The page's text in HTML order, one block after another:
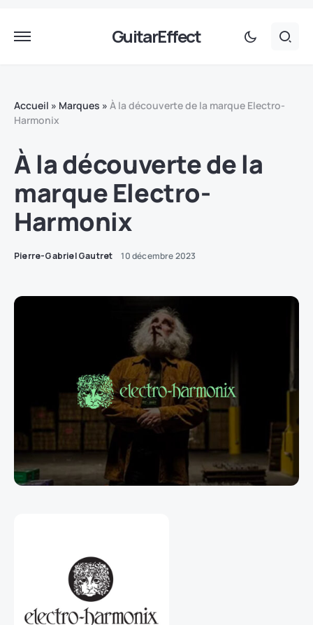
GuitarEffect
Accueil » Marques » À la découverte de la marque Electro-
Harmonix
À la découverte de la
marque Electro-
Harmonix
Pierre-Gabriel Gautret 10 décembre 2023